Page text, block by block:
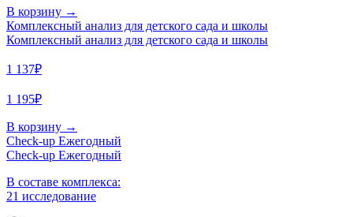
В корзину →
Комплексный анализ для детского сада и школы
Комплексный анализ для детского сада и школы
1 137₽
1 195₽
В корзину →
Check-up Ежегодный
Check-up Ежегодный
В составе комплекса:
21 исследование